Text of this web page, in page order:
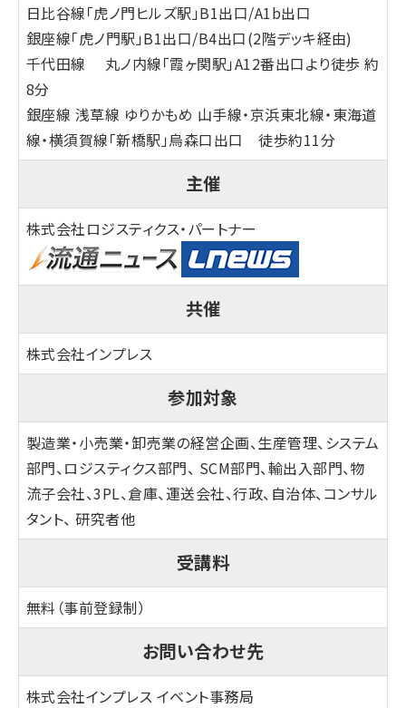
日比谷線「虎ノ門ヒルズ駅」B1出口/A1b出口
銀座線「虎ノ門駅」B1出口/B4出口(2階デッキ経由)
千代田線 丸ノ内線「霞ヶ関駅」A12番出口より徒歩 約
8分
銀座線 浅草線 ゆりかもめ 山手線・京浜東北線・東海道
線・横須賀線「新橋駅」烏森口出口 徒歩約11分
主催
株式会社ロジスティクス・パートナー
共催
株式会社インプレス
参加対象
製造業・小売業・卸売業の経営企画、生産管理、システム
部門、ロジスティクス部門、 SCM部門、輸出入部門、物
流子会社、3PL、倉庫、運送会社、行政、自治体、コンサル
タント、 研究者他
受講料
無料（事前登録制）
お問い合わせ先
株式会社インプレス イベント事務局